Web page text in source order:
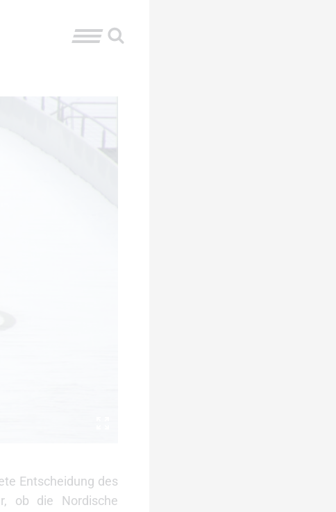
Entscheidung des
ob die Nordische